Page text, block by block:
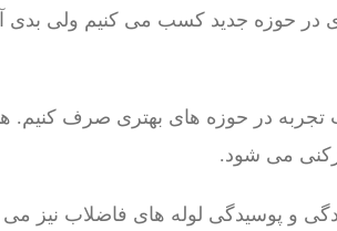
در حوزه جدید کسب می کنیم ولی بدی
تجربه در حوزه های بهتری صرف
می شود.
و پوسیدگی لوله های فاضلاب نیز